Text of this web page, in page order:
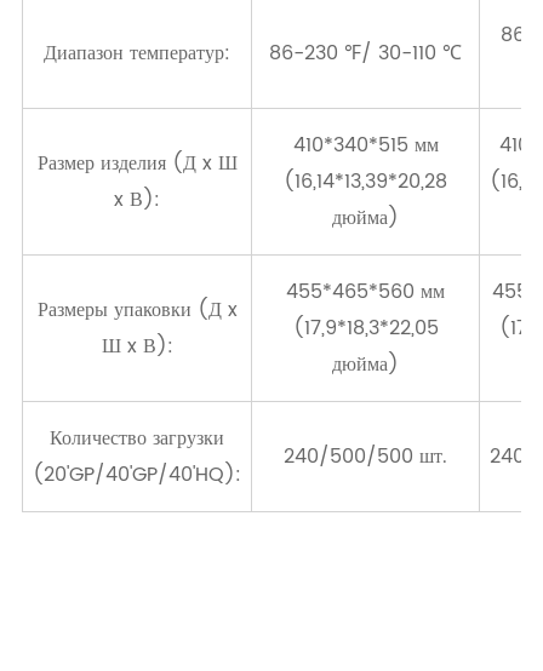
Диапазон температур: 86-230 ℉/ 30-110 ℃
86-
Размер изделия (Д x Ш
x В):
410*340*515 мм
(16,14*13,39*20,28
дюйма)
Размеры упаковки (Д x
Ш x В):
455*465*560 мм
(17,9*18,3*22,05
дюйма)
Количество загрузки
(20'GP/40'GP/40'HQ):
240/500/500 шт. 240/